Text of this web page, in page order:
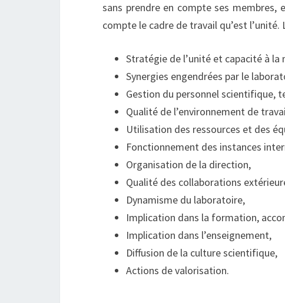
sans prendre en compte ses membres,
compte le cadre de travail qu’est
Stratégie de l’unité et capacité à
Synergies engendrées par le
Gestion du personnel scientifique,
Qualité de l’environnement de
Utilisation des ressources et des
Fonctionnement des instances
Organisation de la direction,
Qualité des collaborations
Dynamisme du laboratoire,
Implication dans la formation,
Implication dans l’enseignement,
Diffusion de la culture scientifique,
Actions de valorisation.